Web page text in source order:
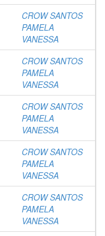
CROW SANTOS
PAMELA
VANESSA
CROW SANTOS
PAMELA
VANESSA
CROW SANTOS
PAMELA
VANESSA
CROW SANTOS
PAMELA
VANESSA
CROW SANTOS
PAMELA
VANESSA